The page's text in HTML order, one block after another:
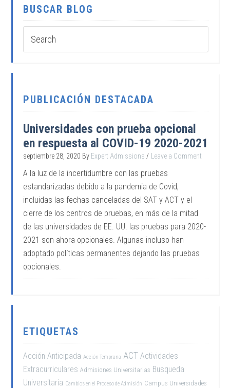
BUSCAR BLOG
PUBLICACIÓN DESTACADA
Universidades con prueba opcional
en respuesta al COVID-19 2020-2021
septiembre 28, 2020 By Expert Admissions Leave a Comment
A la luz de la incertidumbre con las pruebas
estandarizadas debido a la pandemia de Covid,
incluidas las fechas canceladas del SAT y ACT y el
cierre de los centros de pruebas, en más de la mitad
de las universidades de EE. UU. las pruebas para 2020-
2021 son ahora opcionales. Algunas incluso han
adoptado políticas permanentes dejando las pruebas
opcionales.
ETIQUETAS
Acción Anticipada Acción Temprana ACT Actividades
Extracurriculares Admisiones Universitarias Busqueda
Universitaria Cambios en el Proceso de Admisión Campus Universidades